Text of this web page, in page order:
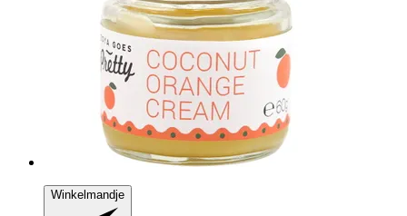
Winkelmandje